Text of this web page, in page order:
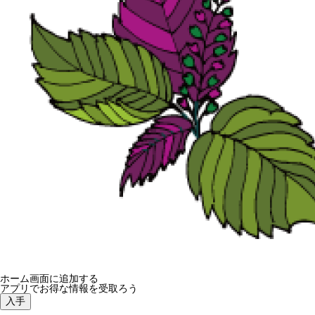
最近の国吉の様子
ホーム画面に追加する
アプリでお得な情報を受取ろう
入手